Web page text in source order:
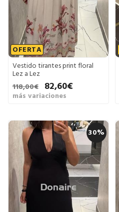
OFERTA
Vestido tirantes print floral
Lez a Lez
118,00€
82,60€
más variaciones
30%